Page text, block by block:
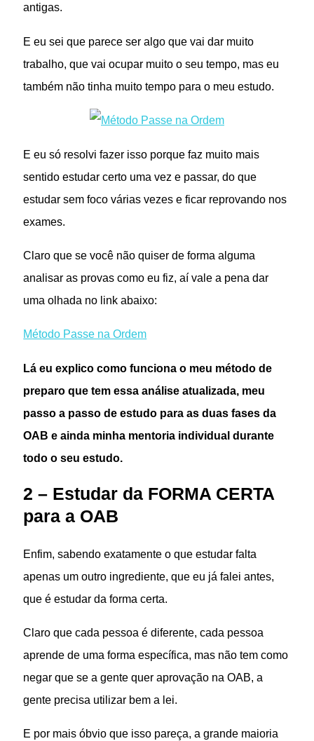
antigas.
E eu sei que parece ser algo que vai dar muito
trabalho, que vai ocupar muito o seu tempo, mas eu
também não tinha muito tempo para o meu estudo.
E eu só resolvi fazer isso porque faz muito mais
sentido estudar certo uma vez e passar, do que
estudar sem foco várias vezes e ficar reprovando nos
exames.
Claro que se você não quiser de forma alguma
analisar as provas como eu fiz, aí vale a pena dar
uma olhada no link abaixo:
Método Passe na Ordem
Lá eu explico como funciona o meu método de
preparo que tem essa análise atualizada, meu
passo a passo de estudo para as duas fases da
OAB e ainda minha mentoria individual durante
todo o seu estudo.
2 – Estudar da FORMA CERTA
para a OAB
Enfim, sabendo exatamente o que estudar falta
apenas um outro ingrediente, que eu já falei antes,
que é estudar da forma certa.
Claro que cada pessoa é diferente, cada pessoa
aprende de uma forma específica, mas não tem como
negar que se a gente quer aprovação na OAB, a
gente precisa utilizar bem a lei.
E por mais óbvio que isso pareça, a grande maioria